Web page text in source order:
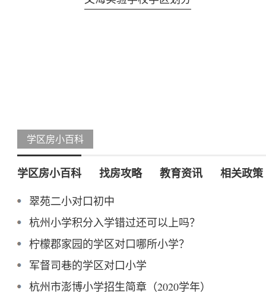
学区房小百科
学区房小百科 找房攻略 教育资讯 相关政策
翠苑二小对口初中
杭州小学积分入学错过还可以上吗？
柠檬郡家园的学区对口哪所小学？
军督司巷的学区对口小学
杭州市澎博小学招生简章（2020学年）